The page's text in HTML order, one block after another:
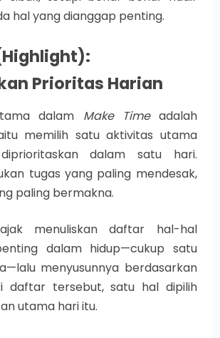
hal yang dianggap penting.
Prioritas Harian
dalam Make Timeadalah
memilih satu aktivitas utama
dalam satu hari.
tugas yang paling mendesak,
paling bermakna.
menuliskan daftar hal-hal
dalam hidup—cukup satu
menyusunnya berdasarkan
daftar tersebut, satu hal dipilih
utama hari itu.